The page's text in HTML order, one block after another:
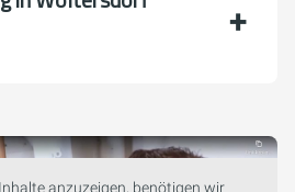
anzuzeigen, benötigen wir